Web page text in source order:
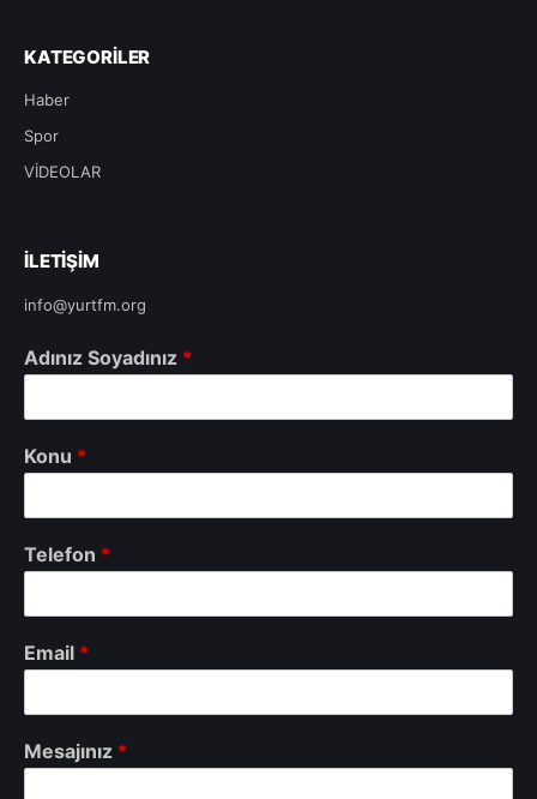
KATEGORILER
Haber
Spor
VİDEOLAR
ILETIŞIM
info@yurtfm.org
Adınız Soyadınız *
Konu *
Telefon *
Email *
Mesajınız *